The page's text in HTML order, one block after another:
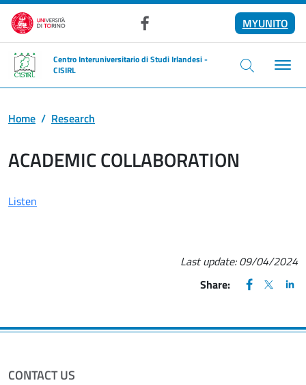
Skip to main content
Facebook
MYUNITO
Centro Interuniversitario di Studi Irlandesi -
CISIRL
Home Research
ACADEMIC COLLABORATION
Listen
Last update:09/04/2024
Share:
FACEBOOK
(apre una
X
(apre
CONTACT US